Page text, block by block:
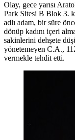
Olay, gece yarısı
Park Sitesi B Blok 3.
adlı adam, bir süre
dönüp kadını içeri
sakinlerini dehşete
yönetemeyen C.A.,
vermekle tehdit etti.